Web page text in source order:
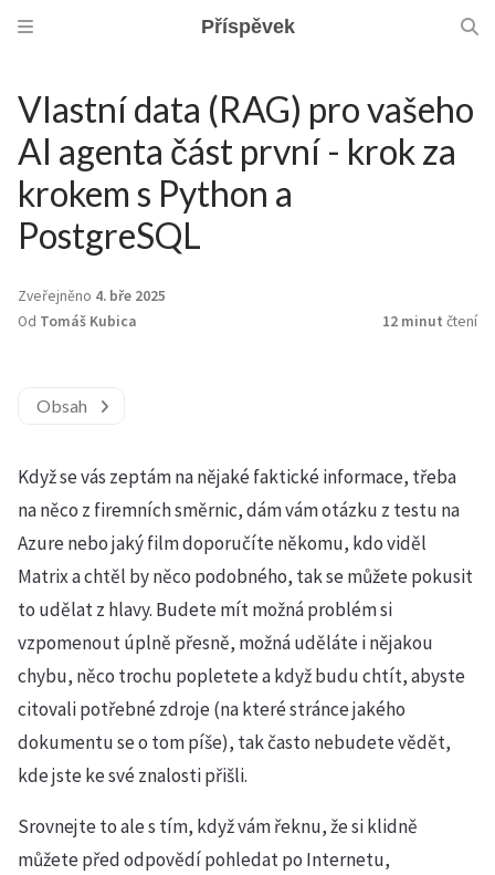
Příspěvek
Vlastní data (RAG) pro vašeho
AI agenta část první - krok za
krokem s Python a
PostgreSQL
Zveřejněno 4. bře 2025
Od Tomáš Kubica 12 minut čtení
Obsah
Když se vás zeptám na nějaké faktické informace, třeba
na něco z firemních směrnic, dám vám otázku z testu na
Azure nebo jaký film doporučíte někomu, kdo viděl
Matrix a chtěl by něco podobného, tak se můžete pokusit
to udělat z hlavy. Budete mít možná problém si
vzpomenout úplně přesně, možná uděláte i nějakou
chybu, něco trochu popletete a když budu chtít, abyste
citovali potřebné zdroje (na které stránce jakého
dokumentu se o tom píše), tak často nebudete vědět,
kde jste ke své znalosti přišli.
Srovnejte to ale s tím, když vám řeknu, že si klidně
můžete před odpovědí pohledat po Internetu,